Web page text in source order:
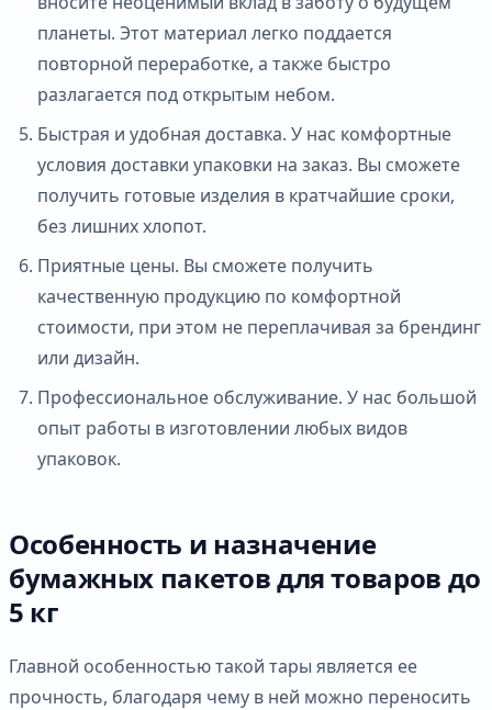
планеты. Этот материал легко поддается
повторной переработке, а также быстро
разлагается под открытым небом.
Быстрая и удобная доставка. У нас комфортные
условия доставки упаковки на заказ. Вы сможете
получить готовые изделия в кратчайшие сроки,
без лишних хлопот.
Приятные цены. Вы сможете получить
качественную продукцию по комфортной
стоимости, при этом не переплачивая за брендинг
или дизайн.
Профессиональное обслуживание. У нас большой
опыт работы в изготовлении любых видов
упаковок.
Особенность и назначение
бумажных пакетов для товаров до
5 кг
Главной особенностью такой тары является ее
прочность, благодаря чему в ней можно переносить